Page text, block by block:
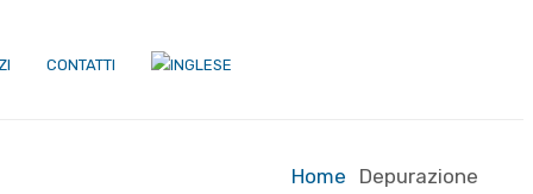
CONTATTI
Home Depurazione